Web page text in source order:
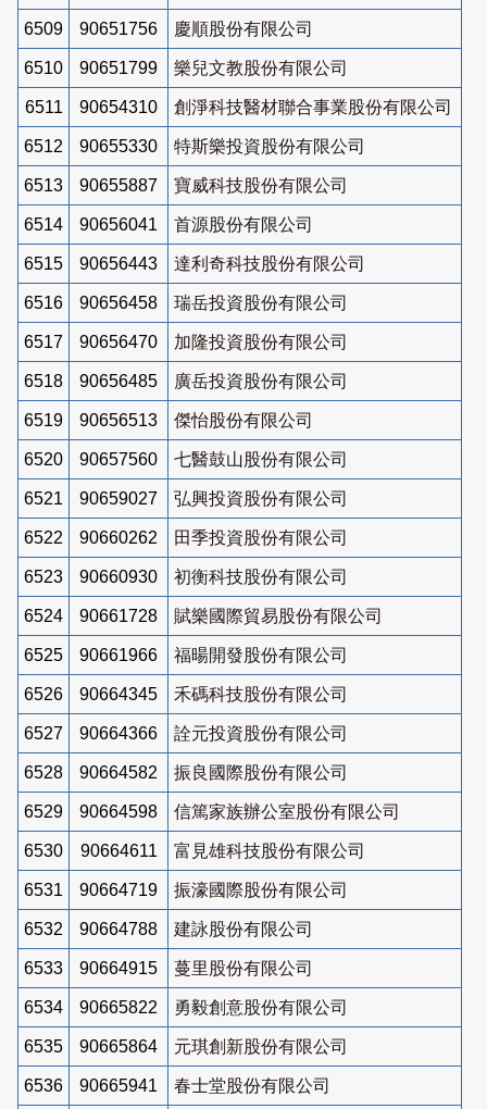
6509 90651756 慶順股份有限公司
6510 90651799 樂兒文教股份有限公司
6511 90654310 創淨科技醫材聯合事業股份有限公司
6512 90655330 特斯樂投資股份有限公司
6513 90655887 寶威科技股份有限公司
6514 90656041 首源股份有限公司
6515 90656443 達利奇科技股份有限公司
6516 90656458 瑞岳投資股份有限公司
6517 90656470 加隆投資股份有限公司
6518 90656485 廣岳投資股份有限公司
6519 90656513 傑怡股份有限公司
6520 90657560 七醫鼓山股份有限公司
6521 90659027 弘興投資股份有限公司
6522 90660262 田季投資股份有限公司
6523 90660930 初衡科技股份有限公司
6524 90661728 賦樂國際貿易股份有限公司
6525 90661966 福暘開發股份有限公司
6526 90664345 禾碼科技股份有限公司
6527 90664366 詮元投資股份有限公司
6528 90664582 振良國際股份有限公司
6529 90664598 信篤家族辦公室股份有限公司
6530 90664611 富見雄科技股份有限公司
6531 90664719 振濠國際股份有限公司
6532 90664788 建詠股份有限公司
6533 90664915 蔓里股份有限公司
6534 90665822 勇毅創意股份有限公司
6535 90665864 元琪創新股份有限公司
6536 90665941 春士堂股份有限公司